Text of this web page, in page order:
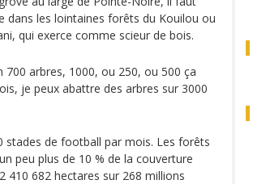
dans les lointaines forêts du Kouilou ou
qui exerce comme scieur de bois.
700 arbres, 1000, ou 250, ou 500 ça
je peux abattre des arbres sur 3000
stades de football par mois. Les forêts
peu plus de 10 % de la couverture
410 682 hectares sur 268 millions